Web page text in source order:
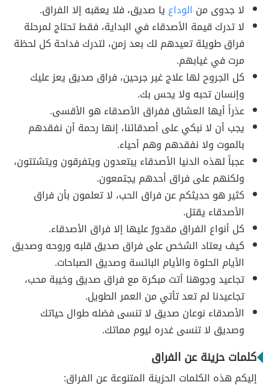
لا جدوى من الوداع يا صديق، فلا يعقبه إلا الفراق.
لا تدرك قيمة الأصدقاء في البداية، فقط تحتاج لمرحلة
فراق طويلة تعيدهم لك بعد زمن، لتدرك فداحة كل لحظة
مرت في غيابهم.
كل الجروح لها علاج غير جرحين، فراق صديق يعز عليك
وإنسان تحبه ولا يحس بك.
عذراً أيها العشاق ففراق الأصدقاء هو الأقسى.
يجب أن لا نبكي على أصدقائنا، إنها رحمة أن نفقدهم
بالموت ولا نفقدهم وهم أحياء.
عجباً لهذه الدنيا الأصدقاء يبتعدون ويتفرقون ويتشتتون،
ولكنهم على فراق أحدهم يجتمعون.
كثير هو حديثكم عن فراق الحب، لا تعلمون بأن فراق
الأصدقاء يقتل.
كل أنواع الفراق مقدورٌ عليها إلا فراق الأصدقاء.
كيف يعتاد الشخص على فراق صديق قلبه وروحه وصديق
الأيام الحلوة والأيام البائسة وصديق الصباحات.
تجاعيد وجوهنا أتت مبكرة مع فراق صديق وخيبة محب،
تجاعيدنا لم تعد تأتي من العمر الطويل.
الأصدقاء نوعان صديق لا تنسى فضله طوال حياتك
وصديق لا تنسى غدره ليوم مماتك.
كلمات حزينة عن الفراق
إليكم هذه الكلمات الحزينة المتنوعة عن الفراق: